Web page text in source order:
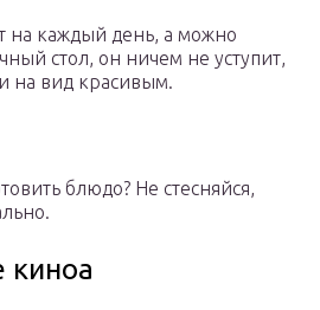
на каждый день, а можно
стол, он ничем не уступит,
на вид красивым.
блюдо? Не стесняйся,
киноа